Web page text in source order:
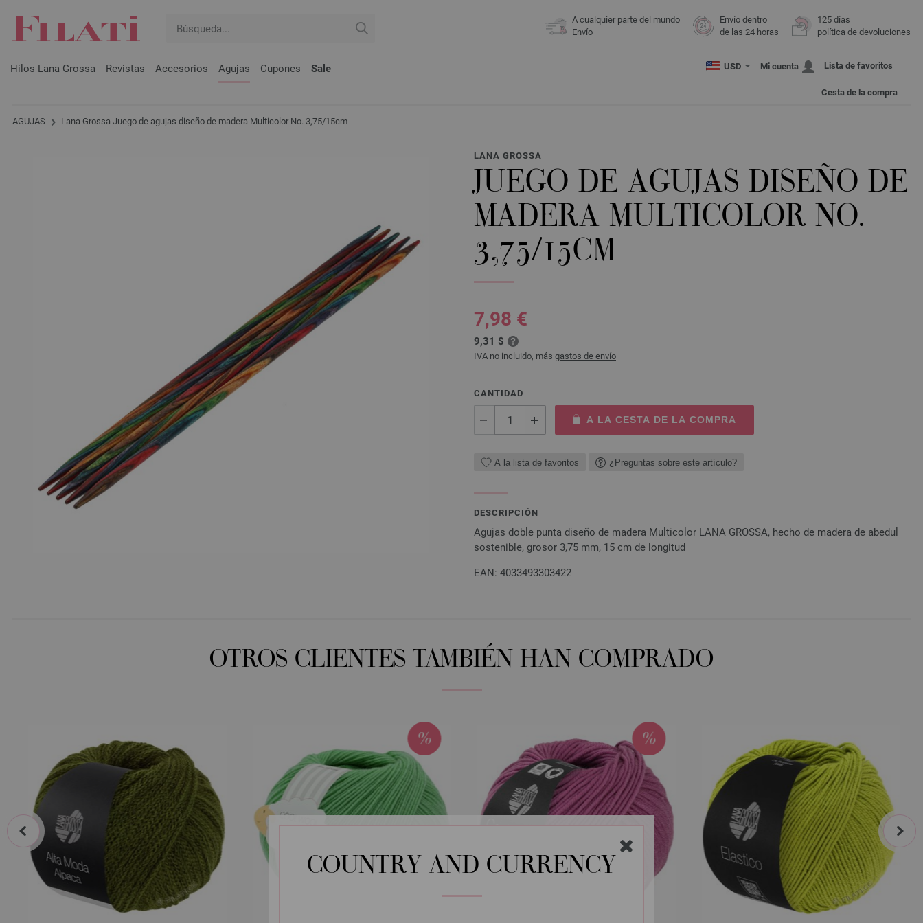
COUNTRY AND CURRENCY
A cualquier parte del mundo
Envío
Envío dentro
de las 24 horas
125 días
política de devoluciones
Hilos Lana Grossa Revistas Accesorios Agujas Cupones Sale USD Mi cuenta Lista de favoritos
Cesta de la compra
AGUJAS Lana Grossa Juego de agujas diseño de madera Multicolor No. 3,75/15cm
LANA GROSSA
JUEGO DE AGUJAS DISEÑO DE
MADERA MULTICOLOR NO.
3,75/15CM
7,98 €
9,31 $
IVA no incluido, más gastos de envío
CANTIDAD
A LA CESTA DE LA COMPRA
A la lista de favoritos ¿Preguntas sobre este artículo?
DESCRIPCIÓN
Agujas doble punta diseño de madera Multicolor LANA GROSSA, hecho de madera de abedul
sostenible, grosor 3,75 mm, 15 cm de longitud
EAN: 4033493303422
OTROS CLIENTES TAMBIÉN HAN COMPRADO
prev next